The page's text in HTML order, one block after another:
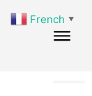
French ▼